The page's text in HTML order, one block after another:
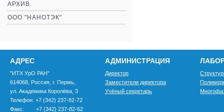
АРХИВ
ООО "НАНОТЭК"
АДРЕС
"ИТХ УрО РАН"
614068, Россия, г. Пермь,
ул. Академика Королёва, 3
Телефон: +7 (342) 237-82-72
Факс: +7 (342) 237-82-62
АДМИНИСТРАЦИЯ
Директор
Заместители директора
Учёный секретарь